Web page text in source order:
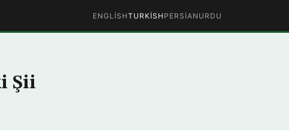
ENGLISHTURKISH PERSIAN URDU
Şii